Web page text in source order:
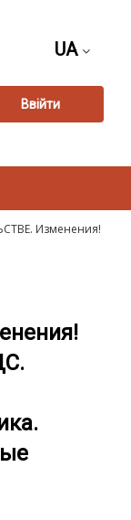
UA
Ввійти
Изменения!